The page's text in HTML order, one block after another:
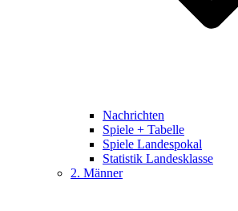
Nachrichten
Spiele + Tabelle
Spiele Landespokal
Statistik Landesklasse
2. Männer